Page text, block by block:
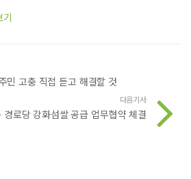
기
민 고충 직접 듣고 해결할 것
다음기사
경로당 강화섬쌀 공급 업무협약 체결